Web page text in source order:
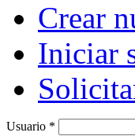
Crear
Iniciar
Usuario *